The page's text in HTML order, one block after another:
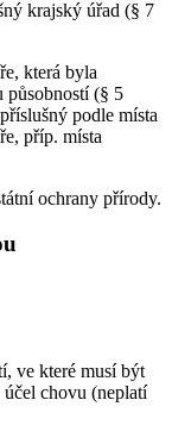
krajský úřad (§ 7
která byla
působností (§ 5
podle místa
příp. místa
ochrany přírody.
ve které musí být
chovu (neplatí